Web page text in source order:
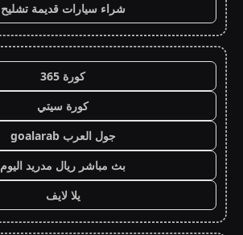
شراء سيارات قديمة تشليح
كورة 365
كورة سيتي
جول العرب goalarab
بث مباشر ريال مدريد اليوم
يلا لايف